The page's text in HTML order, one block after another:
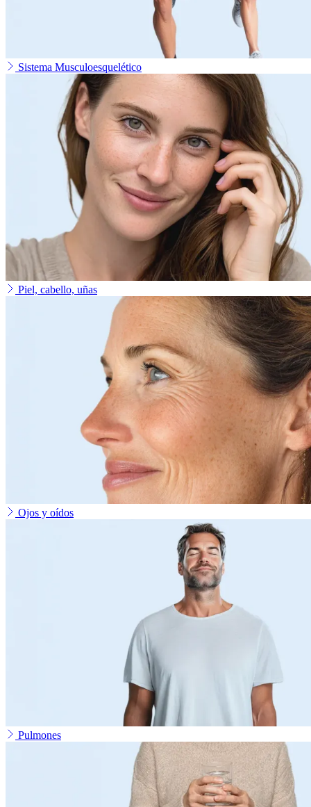
Sistema Musculoesquelético
Piel, cabello, uñas
Ojos y oídos
Pulmones